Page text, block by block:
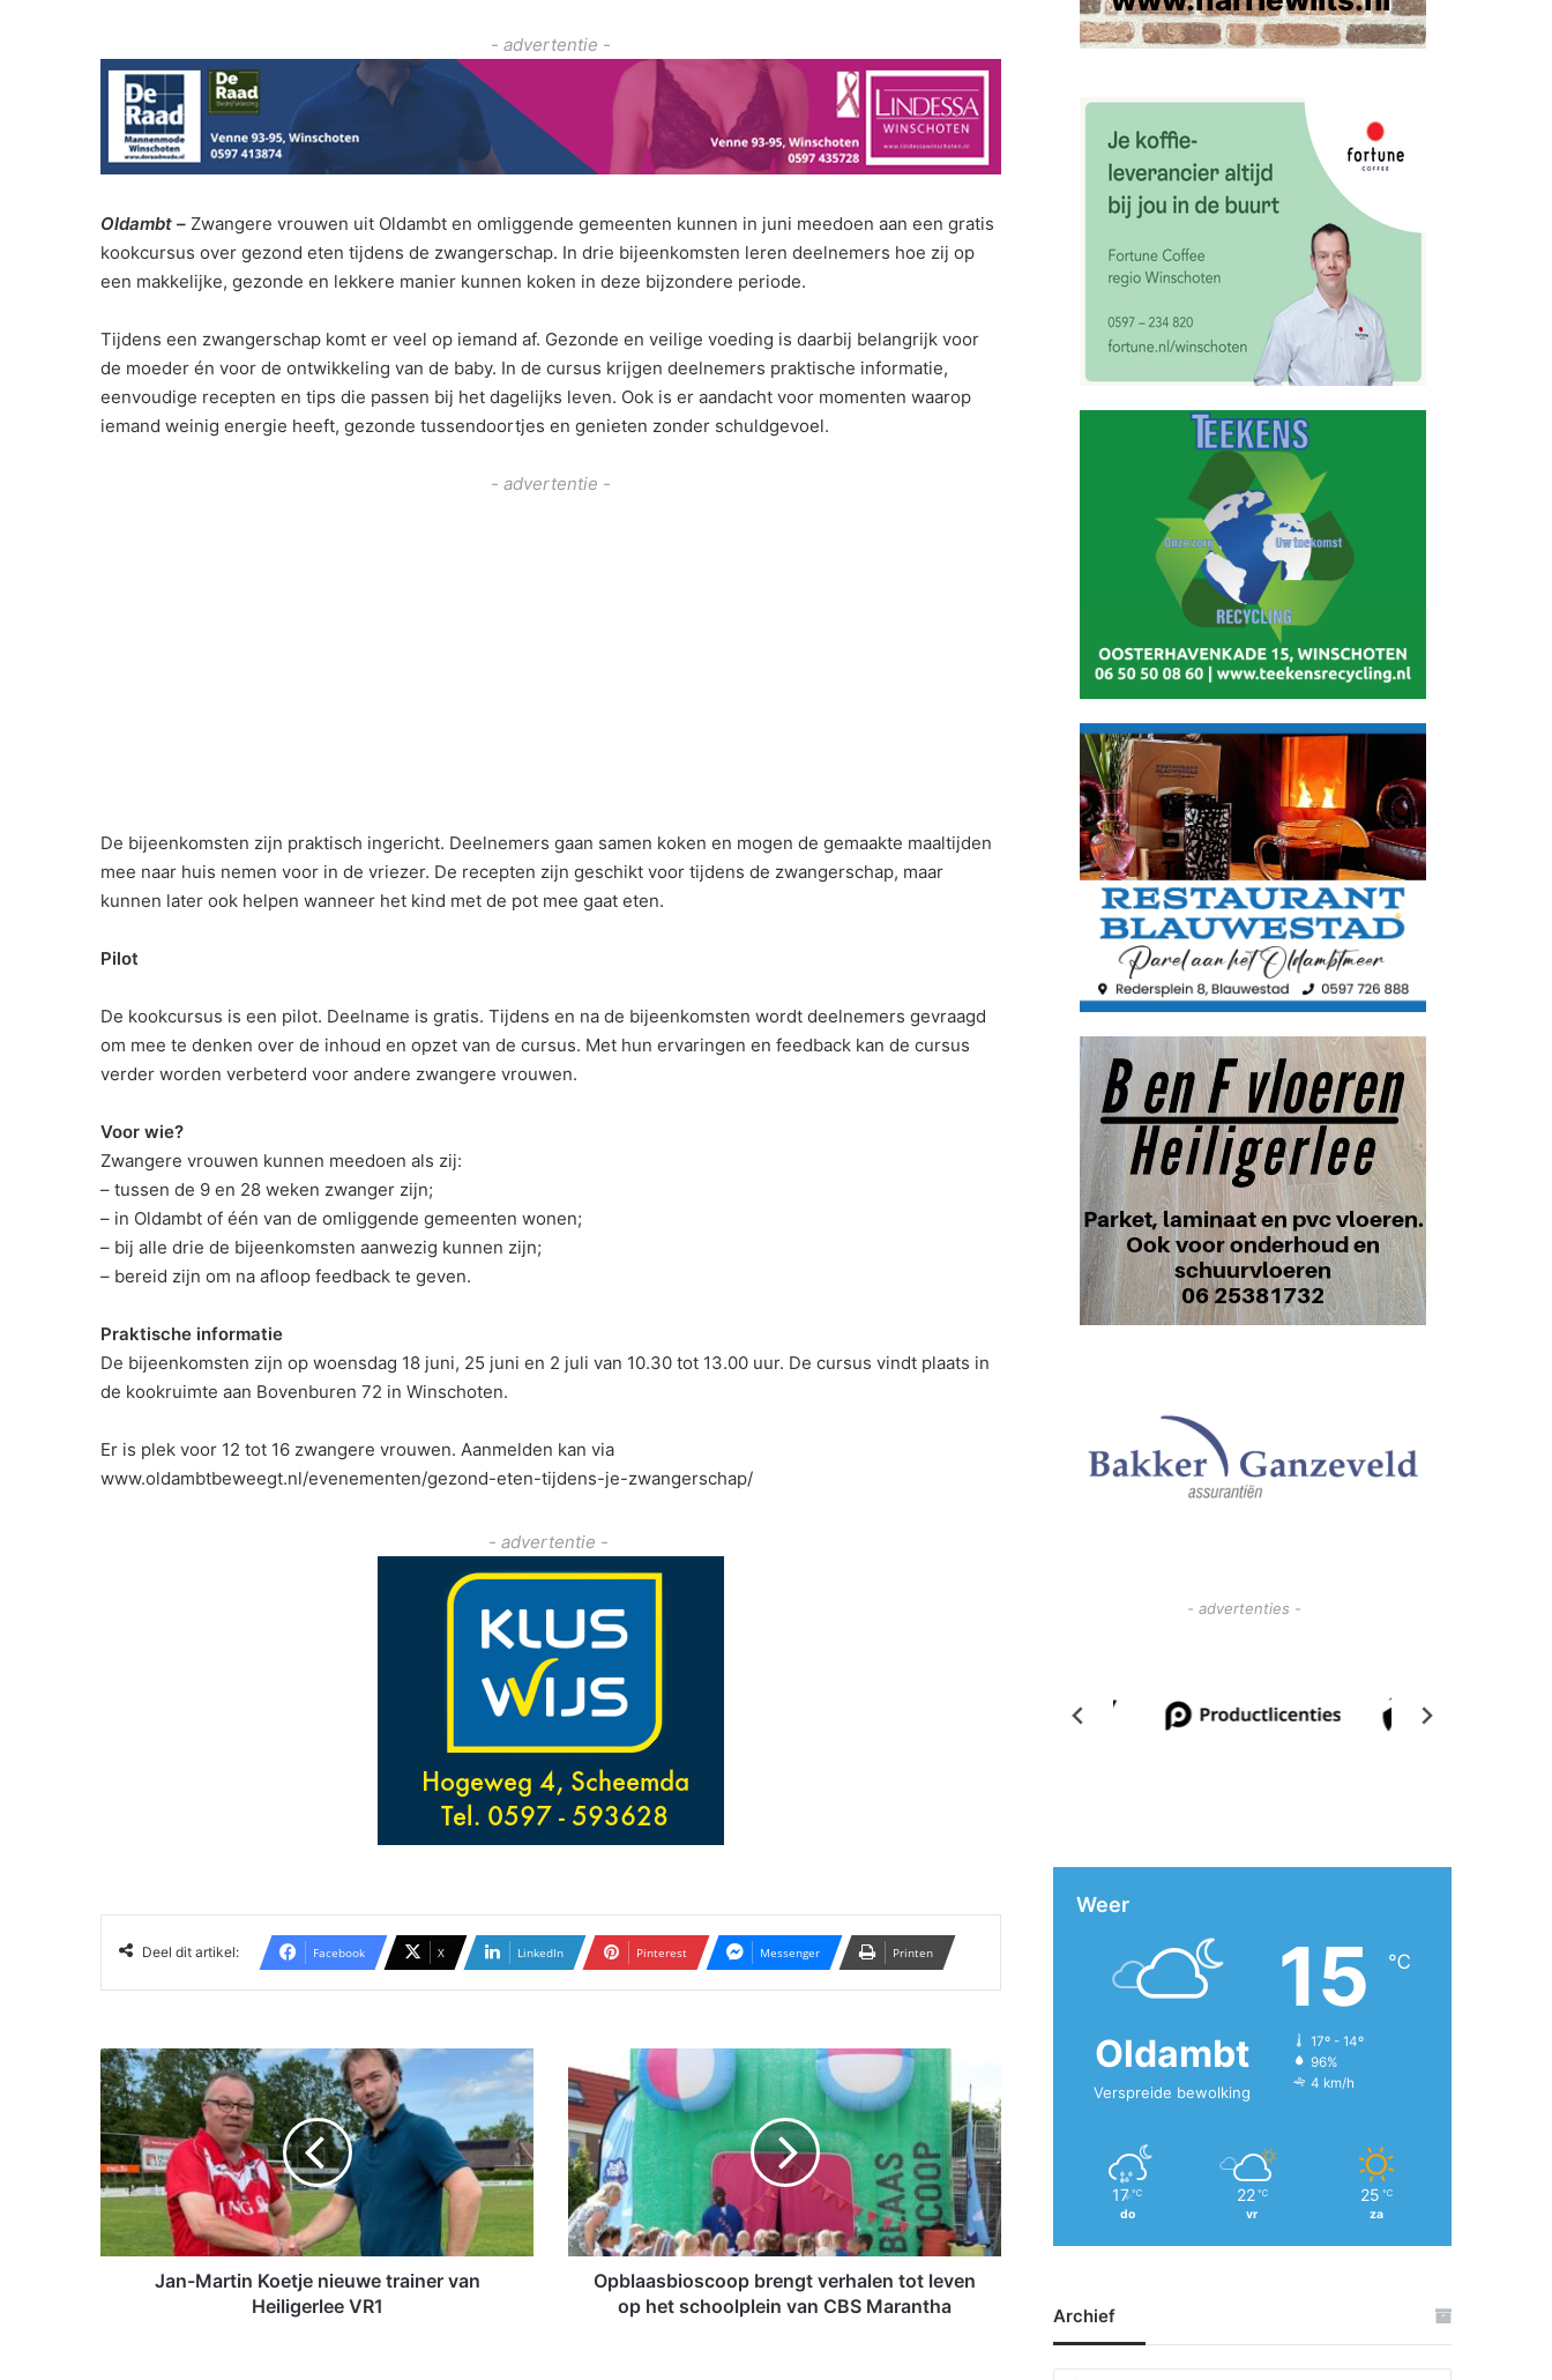
- advertentie -
Oldambt – Zwangere vrouwen uit Oldambt en omliggende gemeenten kunnen in juni meedoen aan een gratis
kookcursus over gezond eten tijdens de zwangerschap. In drie bijeenkomsten leren deelnemers hoe zij op
een makkelijke, gezonde en lekkere manier kunnen koken in deze bijzondere periode.
Tijdens een zwangerschap komt er veel op iemand af. Gezonde en veilige voeding is daarbij belangrijk voor
de moeder én voor de ontwikkeling van de baby. In de cursus krijgen deelnemers praktische informatie,
eenvoudige recepten en tips die passen bij het dagelijks leven. Ook is er aandacht voor momenten waarop
iemand weinig energie heeft, gezonde tussendoortjes en genieten zonder schuldgevoel.
- advertentie -
De bijeenkomsten zijn praktisch ingericht. Deelnemers gaan samen koken en mogen de gemaakte maaltijden
mee naar huis nemen voor in de vriezer. De recepten zijn geschikt voor tijdens de zwangerschap, maar
kunnen later ook helpen wanneer het kind met de pot mee gaat eten.
Pilot
De kookcursus is een pilot. Deelname is gratis. Tijdens en na de bijeenkomsten wordt deelnemers gevraagd
om mee te denken over de inhoud en opzet van de cursus. Met hun ervaringen en feedback kan de cursus
verder worden verbeterd voor andere zwangere vrouwen.
Voor wie?
Zwangere vrouwen kunnen meedoen als zij:
– tussen de 9 en 28 weken zwanger zijn;
– in Oldambt of één van de omliggende gemeenten wonen;
– bij alle drie de bijeenkomsten aanwezig kunnen zijn;
– bereid zijn om na afloop feedback te geven.
Praktische informatie
De bijeenkomsten zijn op woensdag 18 juni, 25 juni en 2 juli van 10.30 tot 13.00 uur. De cursus vindt plaats in
de kookruimte aan Bovenburen 72 in Winschoten.
Er is plek voor 12 tot 16 zwangere vrouwen. Aanmelden kan via
www.oldambtbeweegt.nl/evenementen/gezond-eten-tijdens-je-zwangerschap/
- advertentie -
Deel dit artikel: Facebook X LinkedIn Pinterest Messenger Printen
J
a
n
-
M
a
r
i
Jan-Martin Koetje nieuwe trainer van
Heiligerlee VR1
p
b
l
a
a
s
b
i
Opblaasbioscoop brengt verhalen tot leven
op het schoolplein van CBS Marantha
- advertenties -
Weer
Oldambt
Verspreide bewolking
15 ℃
17º - 14º
96%
4 km/h
17 ℃
do
22 ℃
vr
25 ℃
za
Archief